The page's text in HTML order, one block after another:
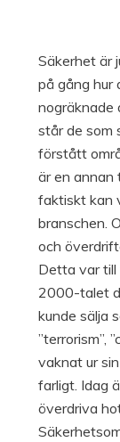
Säkerhet är
på gång hur
nogräknade
står de som
förstått
är en annan
faktiskt kan
branschen.
och
Detta var till
2000-talet
kunde sälja
”terrorism”,
vaknat ur
farligt. Idag
överdriva